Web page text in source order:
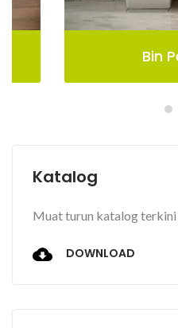
Bin
Katalog
Muat turun katalog
DOWNLOAD